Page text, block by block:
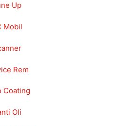
Up
Mobil
Rem
Coating
Oli